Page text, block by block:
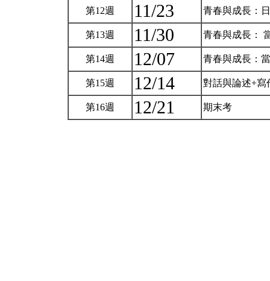
第12週 11/23 青春與成長：
第13週 11/30 青春與成長：
第14週 12/07 青春與成長：
第15週 12/14 對話與論述+
第16週 12/21 期末考